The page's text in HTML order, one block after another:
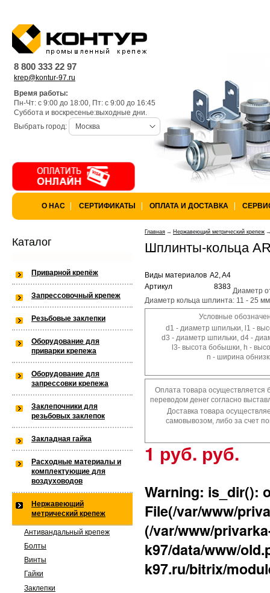
8 800 333 22 97
krep@kontur-97.ru
Время работы:
Пн-Чт: с 9:00 до 18:00, Пт: с 9:00 до 16:45
Суббота и воскресенье:выходные дни.
Выбрать город:
Москва
О НАС СЕРТИФИКАТЫ ОПЛАТА И ДОСТАВКА
Главная Нержавеющий метрический крепеж
Шплинты-кольца
Виды материалов A2, A4
Артикул
8383 Диаметр
Диаметр кольца шплинта: 11 - 25 мм
Условные
d1 - диаметр шпильки, l1 -
d3 - диаметр шпильки, d4 -
l3- высота бобышки, h -
n - ширина
Оплата товара осуществляется
переводом денег согласно
Доставка товара
самовывозом, либо за счет
1 руб. руб.
Warning: is_dir():
File(/var/www/
(/var/www/
k97/data/www/
k97.ru/bitrix/
Каталог
Приварной крепёж
Запрессовочный крепеж
Резьбовые заклепки
Оборудование для
приварки крепежа
Оборудование для
запрессовки крепежа
Заклепочники для
резьбовых заклепок
Закладная гайка
Расходные материалы и
комплектующие для
воздуховодов
Нержавеющий
метрический крепеж
Антивандальный крепеж
Болты
Винты
Гайки
Заклепки
Warning: is_dir(): open_basedir
k97/lang) is not within the
/var/www/privarka-k97/data/
k97.ru/bitrix/modules/main/lib/
Warning: is_dir(): open_basedir
not within the allowed path(s): (/
/var/www/privarka-k97/data/
k97.ru/bitrix/modules/main/lib/
Warning: is_dir(): open_basedir
within the allowed path(s): (/var/
/var/www/privarka-k97/data/
k97.ru/bitrix/modules/main/lib/
Warning: is_dir(): open_basedir
the allowed path(s): (/var/www/
k97/data/www/old.privarka-
k97.ru/bitrix/modules/main/lib/
Warning: is_dir(): open_basedir
k97/lang) is not within the
/var/www/privarka-k97/data/